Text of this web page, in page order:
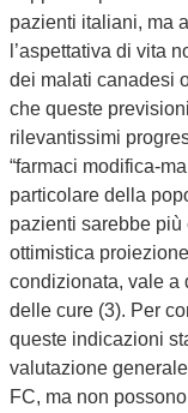
pazienti italiani, ma
l’aspettativa di vita
dei malati canadesi
che queste
rilevantissimi
“farmaci modifica-
particolare della
pazienti sarebbe più
ottimistica
condizionata, vale a
delle cure (3). Per
queste indicazioni
valutazione
FC, ma non